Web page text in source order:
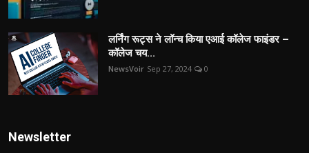
लर्निंग रूट्स ने लॉन्च किया एआई कॉलेज फाइंडर –
कॉलेज चय...
NewsVoir Sep 27, 2024 0
Newsletter